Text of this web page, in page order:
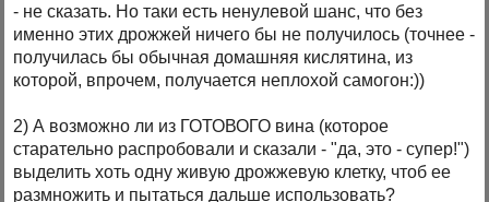
- не сказать. Но таки есть ненулевой шанс, что без
именно этих дрожжей ничего бы не получилось (точнее -
получилась бы обычная домашняя кислятина, из
которой, впрочем, получается неплохой самогон:))
2) А возможно ли из ГОТОВОГО вина (которое
старательно распробовали и сказали - "да, это - супер!")
выделить хоть одну живую дрожжевую клетку, чтоб ее
размножить и пытаться дальше использовать?